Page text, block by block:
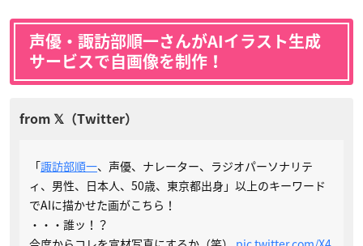
声優・諏訪部順一さんがAIイラスト生成
サービスで自画像を制作！
「諏訪部順一、声優、ナレーター、ラジオパーソナリテ
ィ、男性、日本人、50歳、東京都出身」以上のキーワード
でAIに描かせた画がこちら！
・・・誰ッ！？